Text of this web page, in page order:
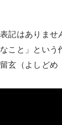
記はありませ
こと」とい
玄（よしど